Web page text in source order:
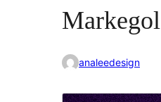
Markegol
analeedesign